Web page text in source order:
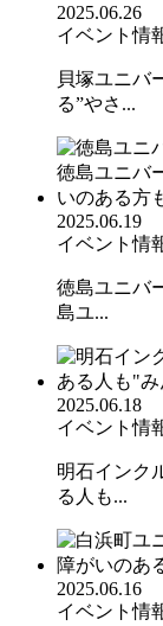
2025.06.26
イベント情
貝塚ユニバ
る”やさ...
2025.06.19
イベント情
徳島ユニバ
島ユ...
2025.06.18
イベント情
明石インク
る人も...
2025.06.16
イベント情